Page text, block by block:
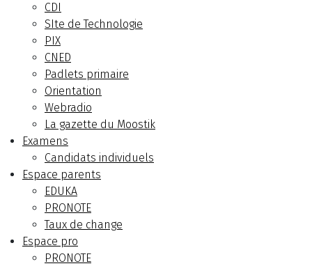
CDI
SIte de Technologie
PIX
CNED
Padlets primaire
Orientation
Webradio
La gazette du Moostik
Examens
Candidats individuels
Espace parents
EDUKA
PRONOTE
Taux de change
Espace pro
PRONOTE